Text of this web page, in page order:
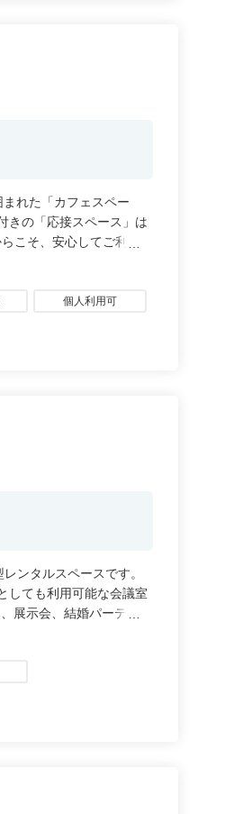
れた「カフェスペー
きの「応接スペース」は
こそ、安心してご利用
個人利用可
ンタルスペースです。
しても利用可能な会議室
展示会、結婚パーティー